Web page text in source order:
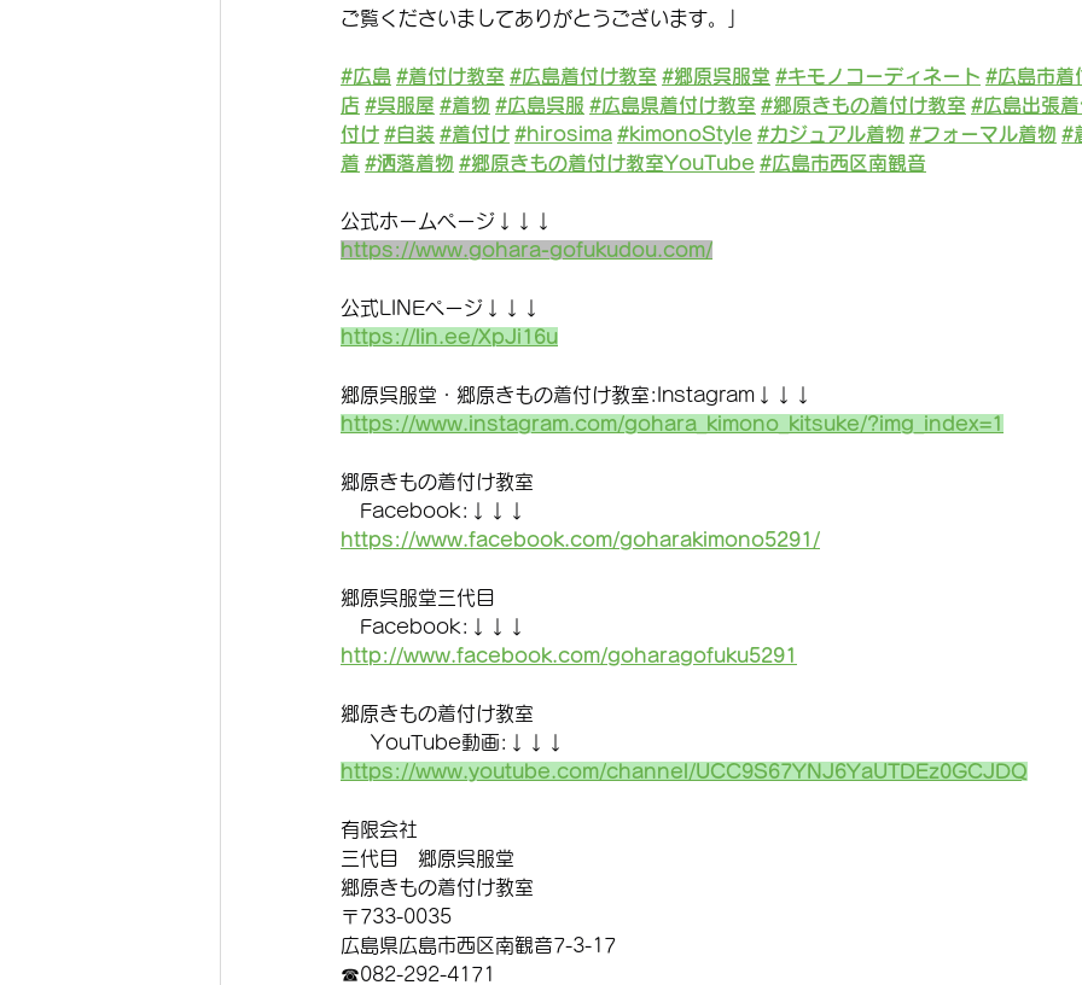
ご覧くださいましてありがとうございます。」
#広島 #着付け教室 #広島着付け教室 #郷原呉服堂 #キモノコーディネート #広島市着
店 #呉服屋 #着物 #広島呉服 #広島県着付け教室 #郷原きもの着付け教室 #広島出張
付け #自装 #着付け #hirosima #kimonoStyle #カジュアル着物 #フォーマル着物 #
着 #洒落着物 #郷原きもの着付け教室YouTube #広島市西区南観音
公式ホームページ↓↓↓
https://www.gohara-gofukudou.com/
公式LINEページ↓↓↓
https://lin.ee/XpJi16u
郷原呉服堂・郷原きもの着付け教室:Instagram↓↓↓
https://www.instagram.com/gohara_kimono_kitsuke/?img_index=1
郷原きもの着付け教室
Facebook:↓↓↓
https://www.facebook.com/goharakimono5291/
郷原呉服堂三代目
Facebook:↓↓↓
http://www.facebook.com/goharagofuku5291
郷原きもの着付け教室
YouTube動画:↓↓↓
https://www.youtube.com/channel/UCC9S67YNJ6YaUTDEz0GCJDQ
有限会社
三代目　郷原呉服堂
郷原きもの着付け教室
〒733-0035
広島県広島市西区南観音7-3-17
☎︎082-292-4171